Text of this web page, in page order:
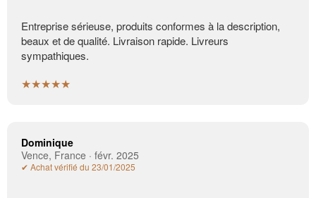
Entreprise sérieuse, produits conformes à la description,
beaux et de qualité. Livraison rapide. Livreurs
sympathiques.
★★★★★
Dominique
Vence, France · févr. 2025
✔ Achat vérifié du 23/01/2025